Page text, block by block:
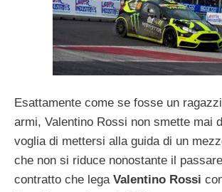
Esattamente come se fosse un
armi, Valentino Rossi non smette mai
voglia di mettersi alla guida di un
che non si riduce nonostante il
contratto che lega Valentino Rossi